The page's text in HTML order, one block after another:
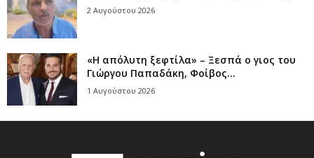
2 Αυγούστου 2026
«Η απόλυτη ξεφτίλα» – Ξεσπά ο γιος του
Γιώργου Παπαδάκη, Φοίβος...
1 Αυγούστου 2026